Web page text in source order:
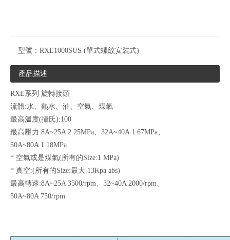
型號： RXE1000SUS (單式螺紋安裝式)
產品描述
RXE系列 旋轉接頭
流體:水、熱水、油、空氣、煤氣
最高溫度(攝氏):100
最高壓力:8A~25A 2.25MPa、32A~40A 1.67MPa、
50A~80A 1.18MPa
* 空氣或是煤氣(所有的Size:1 MPa)
* 真空:(所有的Size:最大 13Kpa abs)
最高轉速:8A~25A 3500/rpm、32~40A 2000/rpm、
50A~80A 750/rpm